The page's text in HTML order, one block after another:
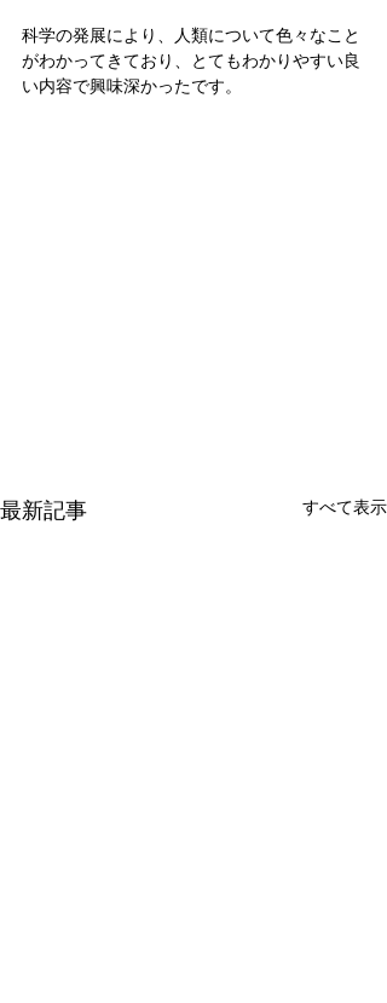
科学の発展により、人類について色々なこと
がわかってきており、とてもわかりやすい良
い内容で興味深かったです。
最新記事 すべて表示